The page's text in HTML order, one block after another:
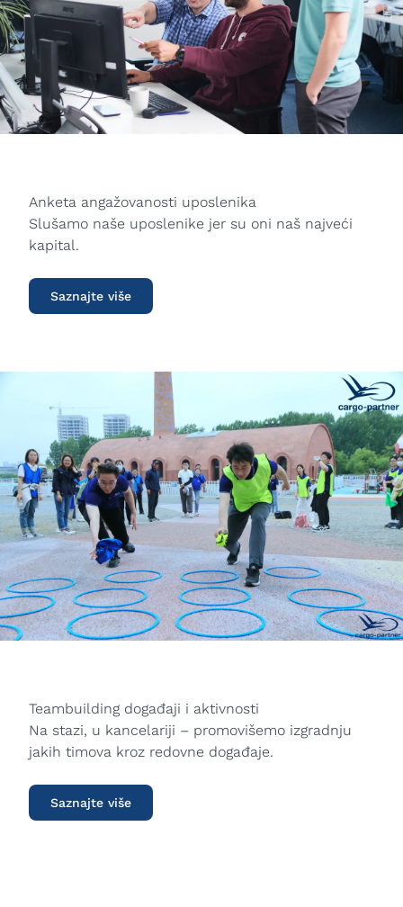
Anketa angažovanosti uposlenika
Slušamo naše uposlenike jer su oni naš najveći
kapital.
Saznajte više
Teambuilding događaji i aktivnosti
Na stazi, u kancelariji – promovišemo izgradnju
jakih timova kroz redovne događaje.
Saznajte više